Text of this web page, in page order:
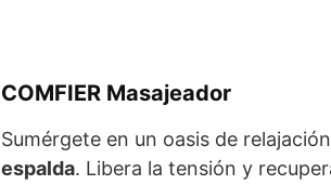
COMFIER Masajeador
Sumérgete en un oasis de
espalda. Libera la tensión y